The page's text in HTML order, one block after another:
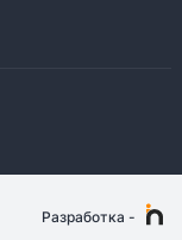
Разработка -